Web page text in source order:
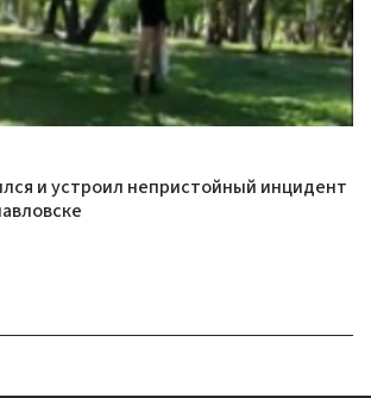
и устроил непристойный инцидент